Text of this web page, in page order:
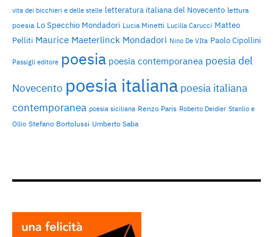
vita dei bicchieri e delle stelle letteratura italiana del Novecento lettura
poesia Lo Specchio Mondadori Lucia Minetti Lucilla Carucci Matteo
Pelliti Maurice Maeterlinck Mondadori Nino De VIta Paolo Cipollini
Passigli editore poesia poesia contemporanea poesia del
Novecento poesia italiana poesia italiana
contemporanea poesia siciliana Renzo Paris Roberto Deidier Stanlio e
Ollio Stefano Bortolussi Umberto Saba